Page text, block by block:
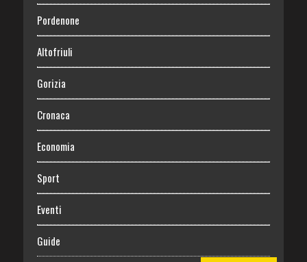
Pordenone
Altofriuli
Gorizia
Cronaca
Economia
Sport
Eventi
Guide